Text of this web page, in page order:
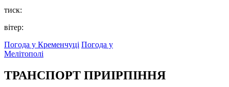
тиск:
вітер:
Погода у Кременчуці Погода у
Мелітополі
ТРАНСПОРТ ПРИІРПІННЯ